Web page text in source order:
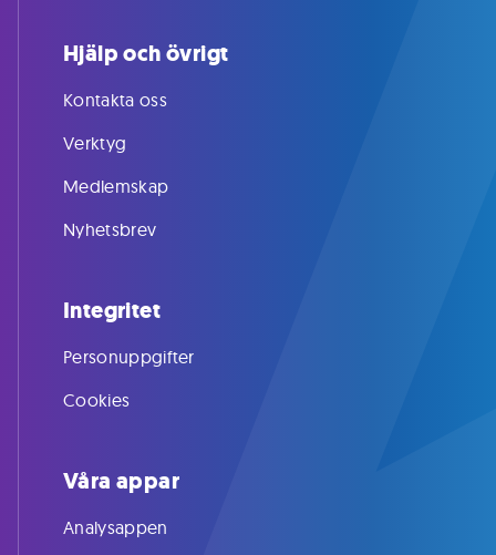
Hjälp och övrigt
Kontakta oss
Verktyg
Medlemskap
Nyhetsbrev
Integritet
Personuppgifter
Cookies
Våra appar
Analysappen